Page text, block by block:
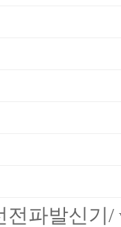
전파발신기/